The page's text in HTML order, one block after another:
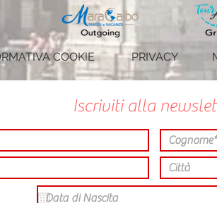
COOKIEPRIVACY
Iscriviti alla